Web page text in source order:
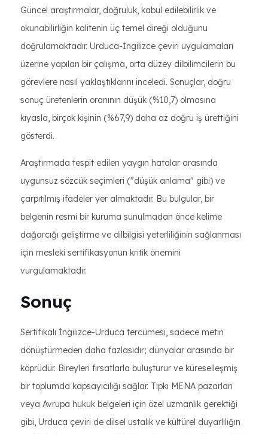
Güncel araştırmalar, doğruluk, kabul edilebilirlik ve
okunabilirliğin kalitenin üç temel direği olduğunu
doğrulamaktadır. Urduca-İngilizce çeviri uygulamaları
üzerine yapılan bir çalışma, orta düzey dilbilimcilerin bu
görevlere nasıl yaklaştıklarını inceledi. Sonuçlar, doğru
sonuç üretenlerin oranının düşük (%10,7) olmasına
kıyasla, birçok kişinin (%67,9) daha az doğru iş ürettiğini
gösterdi.
Araştırmada tespit edilen yaygın hatalar arasında
uygunsuz sözcük seçimleri ("düşük anlama" gibi) ve
çarpıtılmış ifadeler yer almaktadır. Bu bulgular, bir
belgenin resmi bir kuruma sunulmadan önce kelime
dağarcığı geliştirme ve dilbilgisi yeterliliğinin sağlanması
için mesleki sertifikasyonun kritik önemini
vurgulamaktadır.
Sonuç
Sertifikalı İngilizce-Urduca tercümesi, sadece metin
dönüştürmeden daha fazlasıdır; dünyalar arasında bir
köprüdür. Bireyleri fırsatlarla buluşturur ve küreselleşmiş
bir toplumda kapsayıcılığı sağlar. Tıpkı MENA pazarları
veya Avrupa hukuk belgeleri için özel uzmanlık gerektiği
gibi, Urduca çeviri de dilsel ustalık ve kültürel duyarlılığın